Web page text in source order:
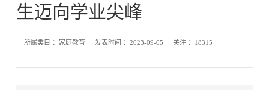
生迈向学业尖峰
所属类目 ： 家庭教育 发表时间 ：2023-09-05 关注 ： 18315